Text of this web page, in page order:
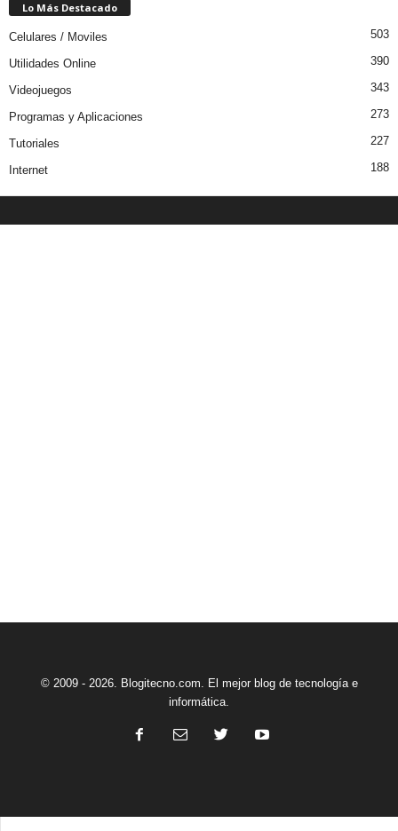
Lo Más Destacado
Celulares / Moviles 503
Utilidades Online 390
Videojuegos 343
Programas y Aplicaciones 273
Tutoriales 227
Internet 188
© 2009 - 2026. Blogitecno.com. El mejor blog de tecnología e
informática.